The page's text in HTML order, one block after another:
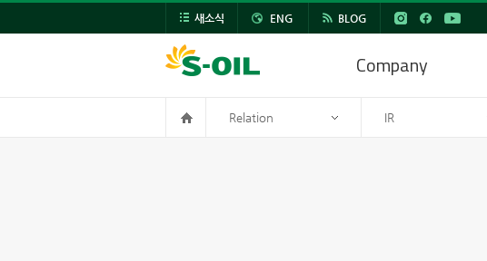
새소식 ENG BLOG
Company
Relation IR